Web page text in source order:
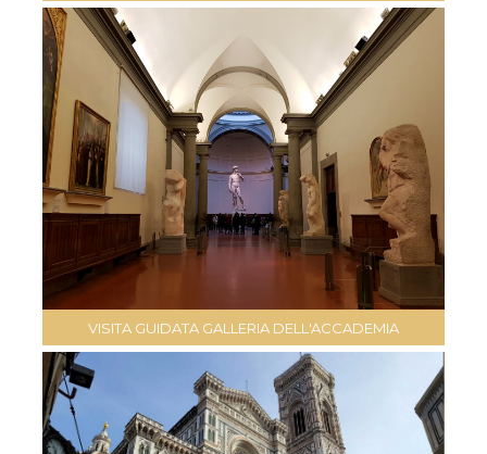
VISITA GUIDATA GALLERIA DELL'ACCADEMIA